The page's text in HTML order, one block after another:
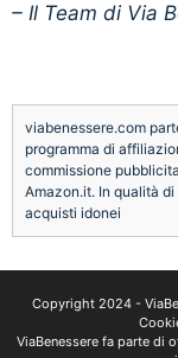
– Il Team di Via
viabenessere.com
programma di
commissione
Amazon.it. In qualità
acquisti idonei
Copyright 2024 -
ViaBenessere fa parte di